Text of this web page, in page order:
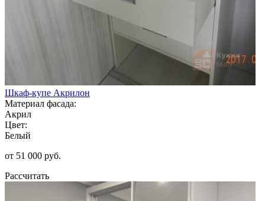
Шкаф-купе Акрилон
Материал фасада:
Акрил
Цвет:
Белый
от 51 000 руб.
Рассчитать